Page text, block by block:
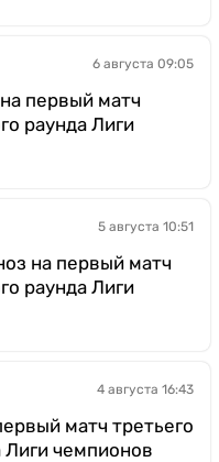
6 августа 09:05
первый матч
раунда Лиги
5 августа 10:51
на первый матч
раунда Лиги
4 августа 16:43
матч третьего
Лиги чемпионов